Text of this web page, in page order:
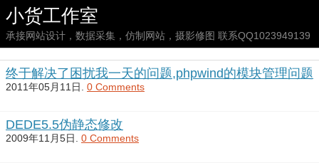
小货工作室
承接网站设计，数据采集，仿制网站，摄影修图 联系QQ1023949139
终于解决了困扰我一天的问题,phpwind的模块管理问题
2011年05月11日. 0 Comments
DEDE5.5伪静态修改
2009年11月5日. 0 Comments